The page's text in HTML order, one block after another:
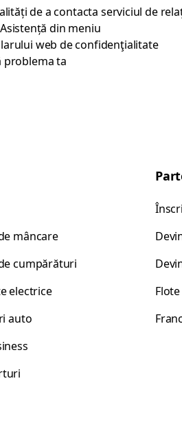
de a contacta serviciul de
din meniu
web de confidenţialitate
problema ta
mâncare
cumpărături
electrice
auto
Flote